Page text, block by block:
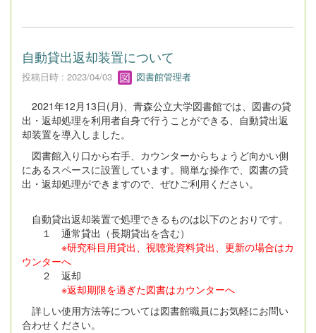
自動貸出返却装置について
投稿日時 : 2023/04/03 図書館管理者
2021年12月13日(月)、青森公立大学図書館では、図書の貸
出・返却処理を利用者自身で行うことができる、自動貸出返
却装置を導入しました。
図書館入り口から右手、カウンターからちょうど向かい側
にあるスペースに設置しています。簡単な操作で、図書の貸
出・返却処理ができますので、ぜひご利用ください。
自動貸出返却装置で処理できるものは以下のとおりです。
１ 通常貸出（長期貸出を含む）
※研究科目用貸出、視聴覚資料貸出、更新の場合はカ
ウンターへ
２ 返却
※返却期限を過ぎた図書はカウンターへ
詳しい使用方法等については図書館職員にお気軽にお問い
合わせください。